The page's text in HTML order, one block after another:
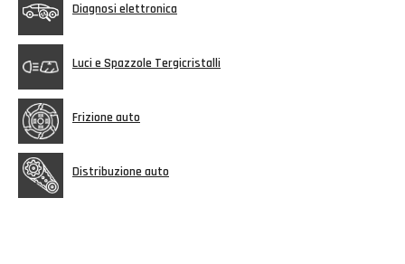
Diagnosi elettronica
Luci e Spazzole Tergicristalli
Frizione auto
Distribuzione auto